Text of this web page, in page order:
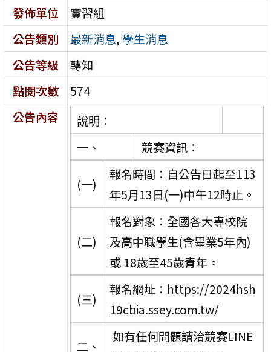
發佈單位
實習組
公告類別
最新消息, 學生消息
公告等級
轉知
點閱次數
574
公告內容
說明：
一、
競賽資訊：
(一)
報名時間：自公告日起至113
年5月13日(一)中午12時止。
(二)
報名對象：全國各大專校院
及高中職學生(含畢業5年內)
或 18歲至45歲青年。
(三)
報名網址：https://2024hsh
19cbia.ssey.com.tw/
二、
如有任何問題請洽競賽LINE